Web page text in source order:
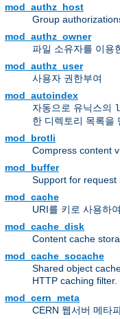
mod_authz_host
Group
mod_authz_owner
파일 소유자를 이용
mod_authz_user
사용자 권한부여
mod_autoindex
자동으로 유닉스의
한 디렉토리 목록을
mod_brotli
Compress content
mod_buffer
Support for request
mod_cache
URI를 키로 사용하
mod_cache_disk
Content cache
mod_cache_socache
Shared object
HTTP caching filter.
mod_cern_meta
CERN 웹서버 메타